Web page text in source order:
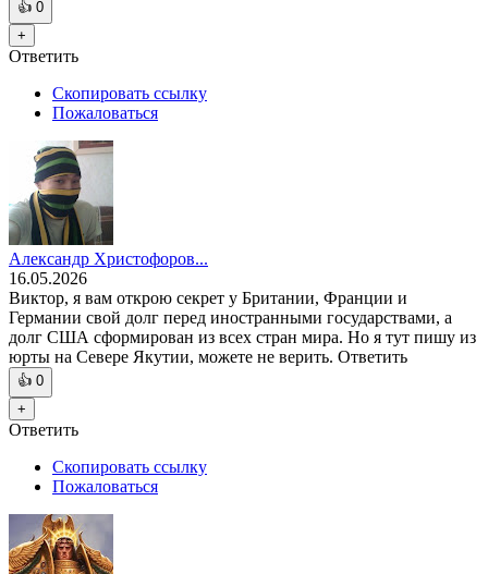
👍 0
+
Ответить
Скопировать ссылку
Пожаловаться
Александр Христофоров...
16.05.2026
Виктор, я вам открою секрет у Британии, Франции и
Германии свой долг перед иностранными государствами, а
долг США сформирован из всех стран мира. Но я тут пишу из
юрты на Севере Якутии, можете не верить. Ответить
👍 0
+
Ответить
Скопировать ссылку
Пожаловаться